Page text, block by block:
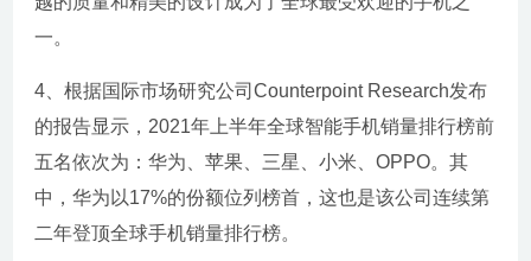
一。
4、根据国际市场研究公司Counterpoint Research发布
的报告显示，2021年上半年全球智能手机销量排行榜前
五名依次为：华为、苹果、三星、小米、OPPO。其
中，华为以17%的份额位列榜首，这也是该公司连续第
二年登顶全球手机销量排行榜。